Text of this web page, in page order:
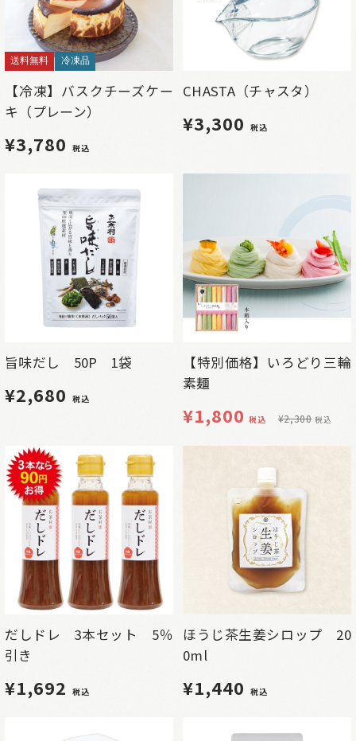
送料無料 冷凍品
【冷凍】バスクチーズケー
キ（プレーン）
¥3,780 税込
CHASTA（チャスタ）
¥3,300 税込
旨味だし 50P 1袋
¥2,680 税込
【特別価格】いろどり三輪
素麺
¥1,800 税込 ¥2,300 税込
だしドレ 3本セット 5％
引き
¥1,692 税込
ほうじ茶生姜シロップ 20
0ml
¥1,440 税込